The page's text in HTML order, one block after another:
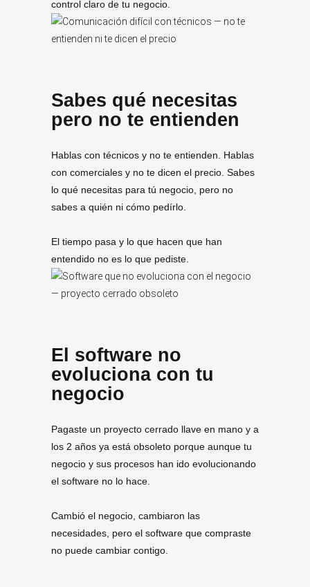
control claro de tu negocio.
Sabes qué necesitas
pero no te entienden
Hablas con técnicos y no te entienden. Hablas
con comerciales y no te dicen el precio. Sabes
lo qué necesitas para tú negocio, pero no
sabes a quién ni cómo pedírlo.
El tiempo pasa y lo que hacen que han
entendido no es lo que pediste.
El software no
evoluciona con tu
negocio
Pagaste un proyecto cerrado llave en mano y a
los 2 años ya está obsoleto porque aunque tu
negocio y sus procesos han ido evolucionando
el software no lo hace.
Cambió el negocio, cambiaron las
necesidades, pero el software que compraste
no puede cambiar contigo.